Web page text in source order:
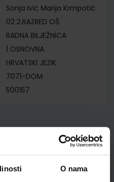
O nama
Sonja Ivić Marija Krmpotić
02 2.RAZRED OŠ
RADNA BILJEŽNICA
1 OSNOVNA
HRVATSKI JEZIK
7071-DOM
500157